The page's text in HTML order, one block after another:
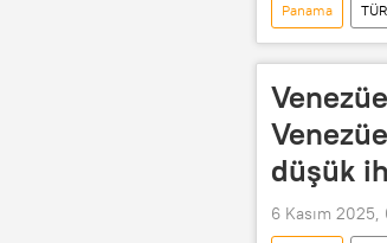
Panama
Türkiye
düşük
6 Kasım